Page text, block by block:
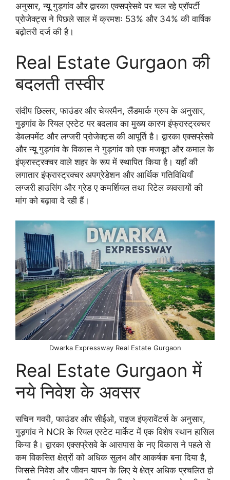
अनुसार, न्यू गुड़गांव और द्वारका एक्सप्रेसवे पर चल रहे प्रॉपर्टी
प्रोजेक्ट्स ने पिछले साल में क्रमशः 53% और 34% की वार्षिक
बढ़ोतरी दर्ज की है।
Real Estate Gurgaon की
बदलती तस्वीर
संदीप छिल्लर, फाउंडर और चेयरमैन, लैंडमार्क ग्रुप के अनुसार,
गुड़गांव के रियल एस्टेट पर बदलाव का मुख्य कारण इंफ्रास्ट्रक्चर
डेवलपमेंट और लग्जरी प्रोजेक्ट्स की आपूर्ति है। द्वारका एक्सप्रेसवे
और न्यू गुड़गांव के विकास ने गुड़गांव को एक मजबूत और कमाल के
इंफ्रास्ट्रक्चर वाले शहर के रूप में स्थापित किया है। यहाँ की
लगातार इंफ्रास्ट्रक्चर अपग्रेडेशन और आर्थिक गतिविधियाँ
लग्जरी हाउसिंग और ग्रेड ए कमर्शियल तथा रिटेल व्यवसायों की
मांग को बढ़ावा दे रही हैं।
Dwarka Expressway Real Estate Gurgaon
Real Estate Gurgaon में
नये निवेश के अवसर
सचिन गवरी, फाउंडर और सीईओ, राइज इंफ्रावेंटर्स के अनुसार,
गुड़गांव ने NCR के रियल एस्टेट मार्केट में एक विशेष स्थान हासिल
किया है। द्वारका एक्सप्रेसवे के आसपास के नए विकास ने पहले से
कम विकसित क्षेत्रों को अधिक सुलभ और आकर्षक बना दिया है,
जिससे निवेश और जीवन यापन के लिए ये क्षेत्र अधिक प्रचलित हो